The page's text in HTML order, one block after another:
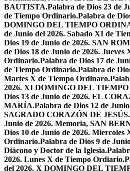
BAUTISTA.Palabra de Dios 23 de
de Tiempo Ordinario.Palabra de
DOMINGO DEL TIEMPO
de Junio del 2026. Sabado XI de
Dios 19 de Junio de 2026. SAN
de Dios 18 de Junio de 2026. Jueves
Ordinario.Palabra de Dios 17 de
de Tiempo Ordinario.Palabra de
Martes X de Tiempo Ordinaro.
2026. XI DOMINGO DEL
Dios 13 de Junio de 2026. EL
MARÍA.Palabra de Dios 12 de
SAGRADO CORAZÓN DE JESÚS.
Junio de 2026. Memoria, SAN
Dios 10 de Junio de 2026. Miercoles
Ordinario.Palabra de Dios 9 de
Diácono y Doctor de la Iglesia.
2026. Lunes X de Tiempo Ordiario.
del 2026. X DOMINGO DEL